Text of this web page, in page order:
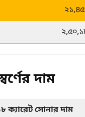
দাম
ক্যারেট সোনার দাম